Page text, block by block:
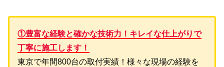
①豊富な経験と確かな技術力！キレイな仕上がりで
丁寧に施工します！
東京で年間800台の取付実績！様々な現場の経験を